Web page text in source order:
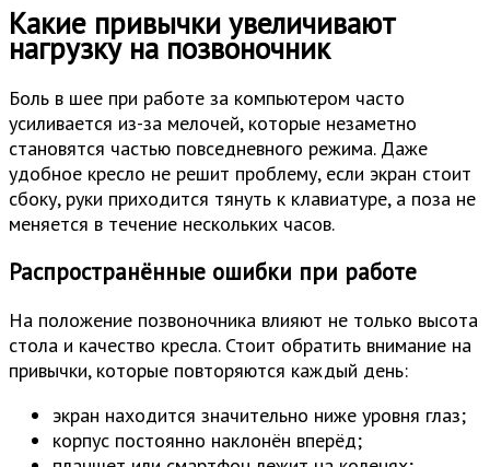
Какие привычки увеличивают
нагрузку на позвоночник
Боль в шее при работе за компьютером часто
усиливается из-за мелочей, которые незаметно
становятся частью повседневного режима. Даже
удобное кресло не решит проблему, если экран стоит
сбоку, руки приходится тянуть к клавиатуре, а поза не
меняется в течение нескольких часов.
Распространённые ошибки при работе
На положение позвоночника влияют не только высота
стола и качество кресла. Стоит обратить внимание на
привычки, которые повторяются каждый день:
экран находится значительно ниже уровня глаз;
корпус постоянно наклонён вперёд;